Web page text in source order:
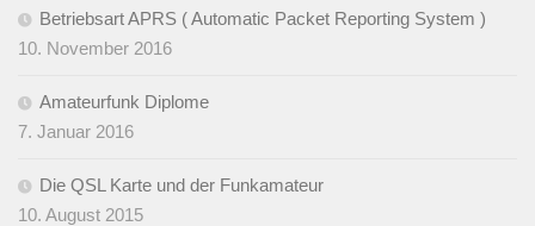
Betriebsart APRS ( Automatic Packet Reporting System )
10. November 2016
Amateurfunk Diplome
7. Januar 2016
Die QSL Karte und der Funkamateur
10. August 2015